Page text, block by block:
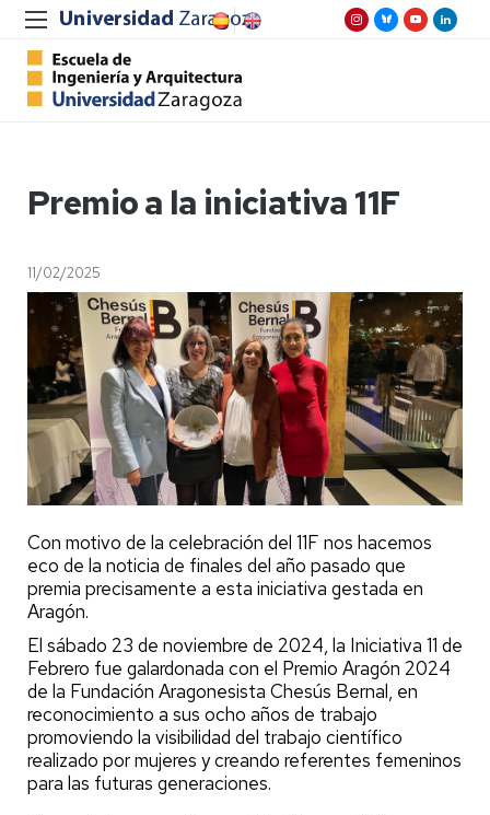
Premio a la iniciativa 11F
11/02/2025
Con motivo de la celebración del 11F nos hacemos
eco de la noticia de finales del año pasado que
premia precisamente a esta iniciativa gestada en
Aragón.
El sábado 23 de noviembre de 2024, la Iniciativa 11 de
Febrero fue galardonada con el Premio Aragón 2024
de la Fundación Aragonesista Chesús Bernal, en
reconocimiento a sus ocho años de trabajo
promoviendo la visibilidad del trabajo científico
realizado por mujeres y creando referentes femeninos
para las futuras generaciones.